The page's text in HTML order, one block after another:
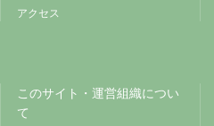
アクセス
このサイト・運営組織につい
て